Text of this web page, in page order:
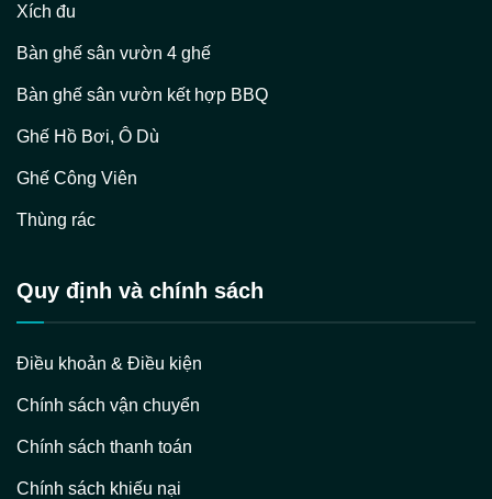
Xích đu
Bàn ghế sân vườn 4 ghế
Bàn ghế sân vườn kết hợp BBQ
Ghế Hồ Bơi, Ô Dù
Ghế Công Viên
Thùng rác
Quy định và chính sách
Điều khoản & Điều kiện
Chính sách vận chuyển
Chính sách thanh toán
Chính sách khiếu nại